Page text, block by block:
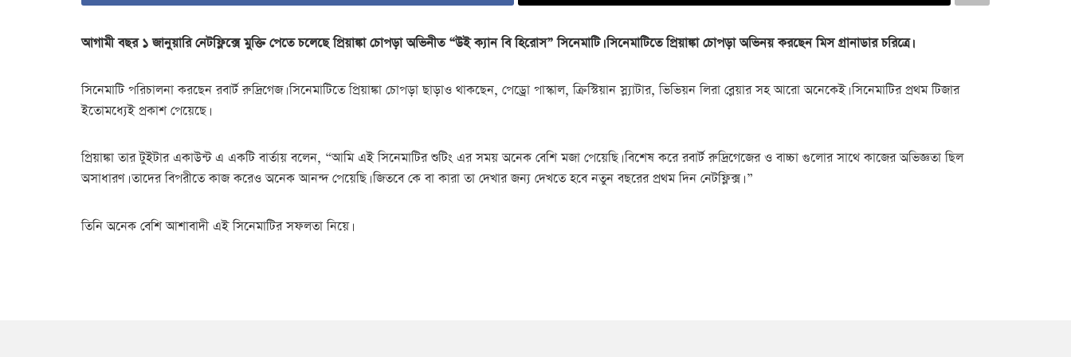
আগামী বছর ১ জানুয়ারি নেটফ্লিক্সে মুক্তি পেতে চলেছে প্রিয়াঙ্কা চোপড়া অভিনীত “উই ক্যান বি হিরোস” সিনেমাটি। সিনেমাটিতে প্রিয়াঙ্কা চোপড়া অভিনয় করছেন মিস গ্রানাডার চরিত্রে।
সিনেমাটি পরিচালনা করছেন রবার্ট রুদ্রিগেজ। সিনেমাটিতে প্রিয়াঙ্কা চোপড়া ছাড়াও থাকছেন, পেড্রো পাস্কাল, ক্রিস্টিয়ান স্ল্যাটার, ভিভিয়ন লিরা ব্লেয়ার সহ আরো অনেকেই। সিনেমাটির প্রথম টিজার
ইতোমধ্যেই প্রকাশ পেয়েছে।
প্রিয়াঙ্কা তার টুইটার একাউন্ট এ একটি বার্তায় বলেন, “আমি এই সিনেমাটির শুটিং এর সময় অনেক বেশি মজা পেয়েছি। বিশেষ করে রবার্ট রুদ্রিগেজের ও বাচ্চা গুলোর সাথে কাজের অভিজ্ঞতা ছিল
অসাধারণ। তাদের বিপরীতে কাজ করেও অনেক আনন্দ পেয়েছি। জিতবে কে বা কারা তা দেখার জন্য দেখতে হবে নতুন বছরের প্রথম দিন নেটফ্লিক্স। ”
তিনি অনেক বেশি আশাবাদী এই সিনেমাটির সফলতা নিয়ে।